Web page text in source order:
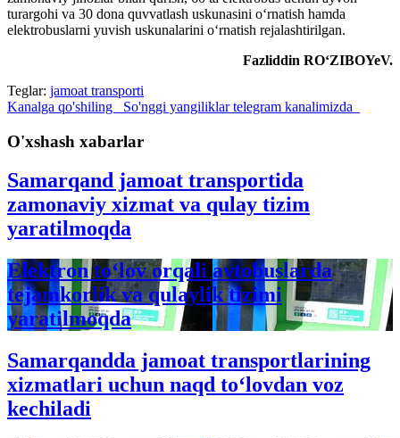
turargohi va 30 dona quvvatlash uskunasini o‘rnatish hamda
elektrobuslarni yuvish uskunalarini o‘rnatish rejalashtirilgan.
Fazliddin RO‘ZIBOYeV.
Teglar: jamoat transporti
Kanalga qo'shiling So'nggi yangiliklartelegram kanalimizda
O'xshash xabarlar
Samarqand jamoat transportida
zamonaviy xizmat va qulay tizim
yaratilmoqda
Elektron to‘lov orqali avtobuslarda
tejamkorlik va qulaylik tizimi
yaratilmoqda
Samarqandda jamoat transportlarining
xizmatlari uchun naqd to‘lovdan voz
kechiladi